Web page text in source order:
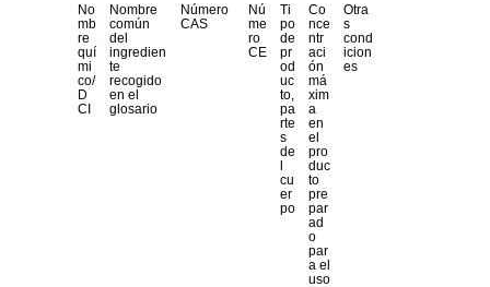
No
mb
re
quí
mi
co/
D
CI
Nombre
común
del
ingredien
te
recogido
en el
glosario
Número
CAS
Nú
me
ro
CE
Ti
po
de
pr
od
uc
to,
pa
rte
s
de
l
cu
er
po
Co
nce
ntr
aci
ón
má
xim
a
en
el
pro
duc
to
pre
par
ad
o
par
a el
uso
Otra
s
cond
icion
es